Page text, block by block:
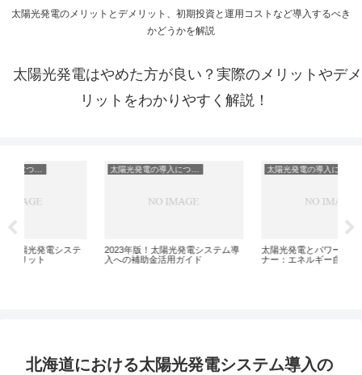
太陽光発電のメリットとデメリット、初期投資と運用コストなど導入するべき
かどうかを解説
太陽光発電はやめた方が良い？実際のメリットやデメ
リットをわかりやすく解説！
太陽光発電の導入について
2023年版！太陽光発電システム導
入への補助金活用ガイド
太陽光発電の導入について
太陽光発電とパワーコンディショ
ナー：エネルギー自給の鍵
北海道における太陽光発電システム導入の